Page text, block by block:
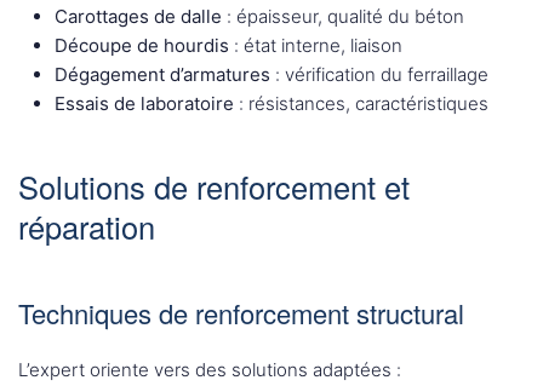
Carottages de dalle : épaisseur, qualité du béton
Découpe de hourdis : état interne, liaison
Dégagement d’armatures : vérification du ferraillage
Essais de laboratoire : résistances, caractéristiques
Solutions de renforcement et
réparation
Techniques de renforcement structural
L’expert oriente vers des solutions adaptées :